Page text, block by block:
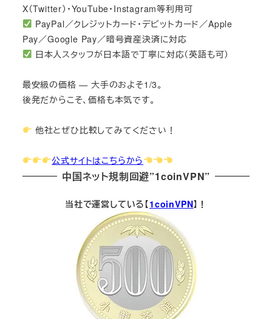
X（Twitter）・YouTube・Instagram等利用可
PayPal／クレジットカード・デビットカード／Apple
Pay／Google Pay／暗号資産決済に対応
日本人スタッフが日本語で丁寧に対応（英語も可）
最安級の価格 — 大手のおよそ1/3。
後発だからこそ、価格も本気です。
他社とぜひ比較してみてください！
公式サイトはこちらから
中国ネット規制回避”1coinVPN”
当社で運営している【1coinVPN】！